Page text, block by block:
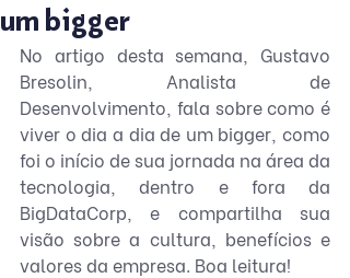
um bigger
No artigo desta semana, Gustavo
Bresolin, Analista de
Desenvolvimento, fala sobre como é
viver o dia a dia de um bigger, como
foi o início de sua jornada na área da
tecnologia, dentro e fora da
BigDataCorp, e compartilha sua
visão sobre a cultura, benefícios e
valores da empresa. Boa leitura!